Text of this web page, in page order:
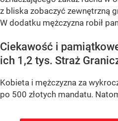
z bliska zobaczyć zewnętrzną
W dodatku mężczyzna robił
Ciekawość i
ich 1,2 tys. Straż
Kobieta i mężczyzna za
po 500 złotych mandatu.